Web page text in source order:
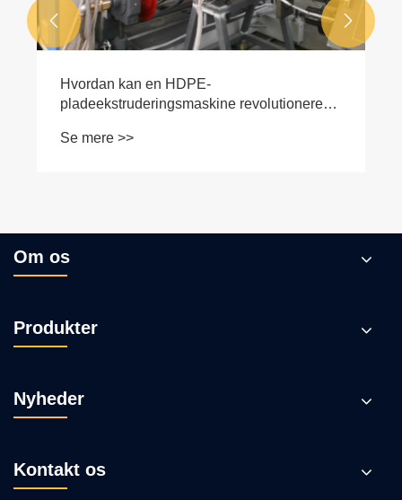
Teknisk løsning til løsning af ubalanceret
ekstruderingshastighed af fire-hulrums
Se mere >>
 
Om os
Produkter
Nyheder
Kontakt os